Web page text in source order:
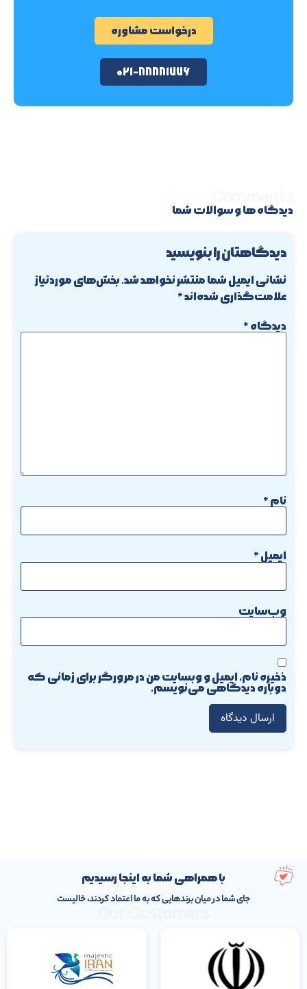
درخواست مشاوره
۰۲۱-۸۸۸۸۱۷۷۶
دیدگاه ها و سوالات شما
دیدگاهتان را بنویسید
نشانی ایمیل شما منتشر نخواهد شد.بخش‌های موردنیاز
علامت‌گذاری شده‌اند*
دیدگاه*
نام*
ایمیل*
وب‌سایت
ذخیره نام، ایمیل و وبسایت من در مرورگر برای زمانی که
دوباره دیدگاهی می‌نویسم.
با همراهی شما به اینجا رسیدیم
جای شما در میان برندهایی که به ما اعتماد کردند، خالیست